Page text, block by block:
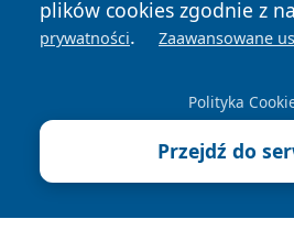
plików cookies zgodnie z
prywatności. Zaawansowane
Polityka
Przejdź do
News Autorzy
Polityka
Prywatności